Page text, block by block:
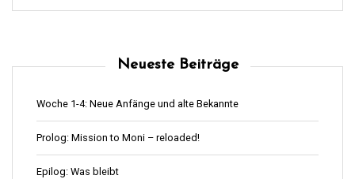
Neueste Beiträge
Woche 1-4: Neue Anfänge und alte Bekannte
Prolog: Mission to Moni – reloaded!
Epilog: Was bleibt